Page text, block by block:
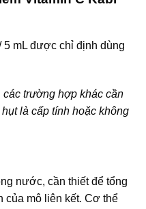
5 mL được chỉ định dùng
các trường hợp khác cần
là cấp tính hoặc không
nước, cần thiết để tổng
của mô liên kết. Cơ thể